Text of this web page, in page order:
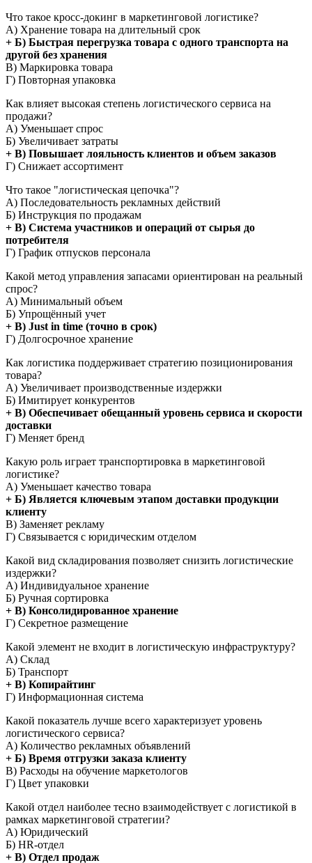
Что такое кросс-докинг в маркетинговой логистике?
А) Хранение товара на длительный срок
+ Б) Быстрая перегрузка товара с одного транспорта на
другой без хранения
В) Маркировка товара
Г) Повторная упаковка
Как влияет высокая степень логистического сервиса на
продажи?
А) Уменьшает спрос
Б) Увеличивает затраты
+ В) Повышает лояльность клиентов и объем заказов
Г) Снижает ассортимент
Что такое "логистическая цепочка"?
А) Последовательность рекламных действий
Б) Инструкция по продажам
+ В) Система участников и операций от сырья до
потребителя
Г) График отпусков персонала
Какой метод управления запасами ориентирован на реальный
спрос?
А) Минимальный объем
Б) Упрощённый учет
+ В) Just in time (точно в срок)
Г) Долгосрочное хранение
Как логистика поддерживает стратегию позиционирования
товара?
А) Увеличивает производственные издержки
Б) Имитирует конкурентов
+ В) Обеспечивает обещанный уровень сервиса и скорости
доставки
Г) Меняет бренд
Какую роль играет транспортировка в маркетинговой
логистике?
А) Уменьшает качество товара
+ Б) Является ключевым этапом доставки продукции
клиенту
В) Заменяет рекламу
Г) Связывается с юридическим отделом
Какой вид складирования позволяет снизить логистические
издержки?
А) Индивидуальное хранение
Б) Ручная сортировка
+ В) Консолидированное хранение
Г) Секретное размещение
Какой элемент не входит в логистическую инфраструктуру?
А) Склад
Б) Транспорт
+ В) Копирайтинг
Г) Информационная система
Какой показатель лучше всего характеризует уровень
логистического сервиса?
А) Количество рекламных объявлений
+ Б) Время отгрузки заказа клиенту
В) Расходы на обучение маркетологов
Г) Цвет упаковки
Какой отдел наиболее тесно взаимодействует с логистикой в
рамках маркетинговой стратегии?
А) Юридический
Б) HR-отдел
+ В) Отдел продаж